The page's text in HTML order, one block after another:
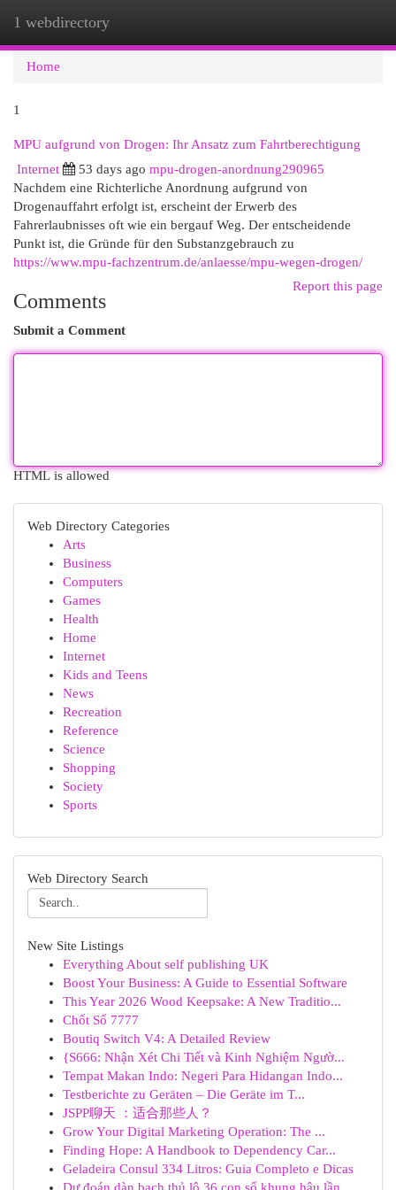
1 webdirectory
Home
1
MPU aufgrund von Drogen: Ihr Ansatz zum Fahrtberechtigung
Internet
53 days ago mpu-drogen-anordnung290965
Nachdem eine Richterliche Anordnung aufgrund von
Drogenauffahrt erfolgt ist, erscheint der Erwerb des
Fahrerlaubnisses oft wie ein bergauf Weg. Der entscheidende
Punkt ist, die Gründe für den Substanzgebrauch zu
https://www.mpu-fachzentrum.de/anlaesse/mpu-wegen-drogen/
Report this page
Comments
Submit a Comment
HTML is allowed
Web Directory Categories
Arts
Business
Computers
Games
Health
Home
Internet
Kids and Teens
News
Recreation
Reference
Science
Shopping
Society
Sports
Web Directory Search
New Site Listings
Everything About self publishing UK
Boost Your Business: A Guide to Essential Software
This Year 2026 Wood Keepsake: A New Traditio...
Chốt Số 7777
Boutiq Switch V4: A Detailed Review
{S666: Nhận Xét Chi Tiết và Kinh Nghiệm Ngườ...
Tempat Makan Indo: Negeri Para Hidangan Indo...
Testberichte zu Geräten – Die Geräte im T...
JSPP聊天 ：适合那些人？
Grow Your Digital Marketing Operation: The ...
Finding Hope: A Handbook to Dependency Car...
Geladeira Consul 334 Litros: Guia Completo e Dicas